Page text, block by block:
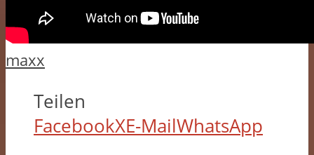
maxx
Teilen
FacebookXE-MailWhatsApp